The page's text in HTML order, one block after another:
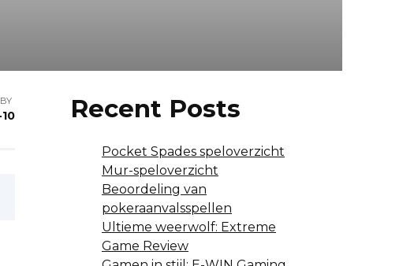
Recent Posts
Pocket Spades speloverzicht
Mur-speloverzicht
Beoordeling van
pokeraanvalsspellen
Ultieme weerwolf: Extreme
Game Review